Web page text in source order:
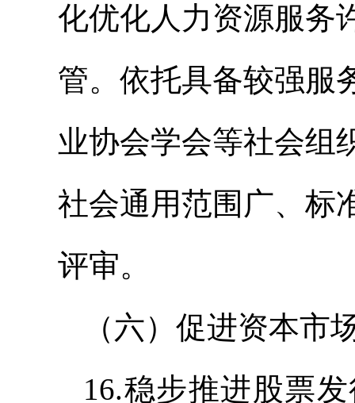
化优化人力资源服务
管。依托具备较强服
业协会学会等社会组
社会通用范围广、标
评审。
（六）促进资本市
16.稳步推进股票